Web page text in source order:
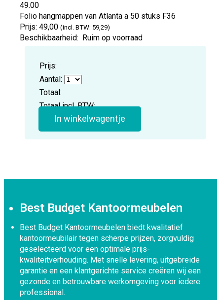
49.00
Folio hangmappen van Atlanta a 50 stuks F36
Prijs: 49,00 (incl. BTW: 59,29)
Beschikbaarheid: Ruim op voorraad
Prijs:
Aantal:
Totaal:
Totaal incl. BTW:
In winkelwagentje
Best Budget Kantoormeubelen
Best Budget Kantoormeubelen biedt kwalitatief
kantoormeubilair tegen scherpe prijzen, zorgvuldig
geselecteerd voor een optimale prijs-
kwaliteitverhouding. Met snelle levering, uitgebreide
garantie en een klantgerichte service creëren wij een
gezonde en betrouwbare werkomgeving voor iedere
professional.